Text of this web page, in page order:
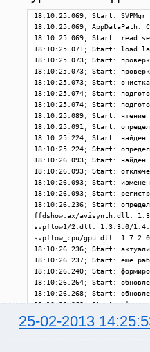
Параметры по меню
[svp_libflowgpu=1]
[ExThreads=0]
[StereoMode=0]
[HandCrop=None]
[Borderlight=None]
[BorderlightZoom=5]
[BorderlightType=8:8:100:1]
[VDelay=0]
[ExDemo=0]
[ExTearingTest=0]
[EFrameDoubling=0]
18:10:25.069; Start:
18:10:25.069; AppDataPath:
18:10:25.069; Start: read
18:10:25.071; Start: load
18:10:25.073; Start: проверка
18:10:25.073; Start:
18:10:25.073; Start: очистка
18:10:25.074; Start:
18:10:25.074; Start:
18:10:25.089; Start: чтение
18:10:25.091; Start:
18:10:25.224; Start: найден
18:10:25.224; Start:
18:10:26.093; Start: найден
18:10:26.093; Start:
18:10:26.093; Start:
18:10:26.093; Start:
18:10:26.236; Start:
ffdshow.ax/avisynth.dll:
svpflow1/2.dll: 1.3.3.0/
svpflow_cpu/gpu.dll:
18:10:26.236; Start:
18:10:26.237; Start: еще
18:10:26.240; Start:
18:10:26.264; Start:
18:10:26.268; Start:
18:10:26.268; Start:
18:10:26.273; Updates:
18:10:26.275; Start:
25-02-2013